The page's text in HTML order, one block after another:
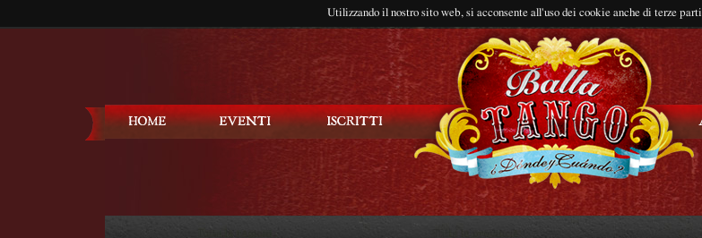
Utilizzando il nostro sito web, si acconsente all'uso dei cookie anche di terze parti